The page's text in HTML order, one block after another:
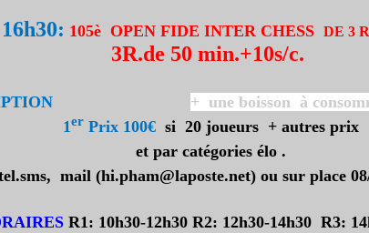
105è OPEN FIDE INTER CHESS DE 3
3R.de 50 min.+10s/c.
+ une boisson à
1erPrix 100€si 20 joueurs + autres prix
et par catégories élo .
mail (hi.pham@laposte.net) ou sur place
R1: 10h30-12h30 R2: 12h30-14h30 R3: